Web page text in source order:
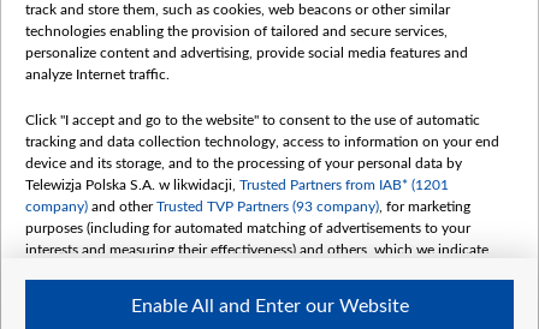
Белсат news
Белсат Shorts
Жэстачайшы мульт
Belsat English
Biełsat PL
Белсат Now
Белсат History
Белсат Music
Белсат Doc
track and store them, such as cookies, web beacons or other similar
technologies enabling the provision of tailored and secure services,
personalize content and advertising, provide social media features and
analyze Internet traffic.
Click "I accept and go to the website" to consent to the use of automatic
tracking and data collection technology, access to information on your end
device and its storage, and to the processing of your personal data by
Telewizja Polska S.A. w likwidacji, Trusted Partners from IAB* (1201
company) and otherTrusted TVP Partners (93 company) , for marketing
purposes (including for automated matching of advertisements to your
interests and measuring their effectiveness) and others, which we indicate
The purposes of processing your data by TVP S.A. w likwidacji are as
Enable All and Enter our Website